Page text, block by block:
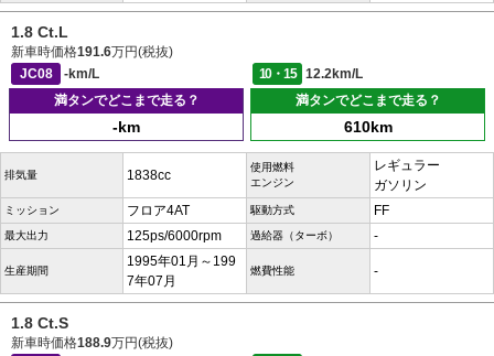
1.8 Ct.L
新車時価格191.6万円(税抜)
JC08
-km/L 10・15
12.2km/L
満タンでどこまで走る？
-km
満タンでどこまで走る？
610km
排気量 1838cc
使用燃料
エンジン
レギュラー
ガソリン
ミッション フロア4AT 駆動方式 FF
最大出力 125ps/6000rpm 過給器（ターボ） -
生産期間
1995年01月～199
7年07月
燃費性能 -
1.8 Ct.S
新車時価格188.9万円(税抜)